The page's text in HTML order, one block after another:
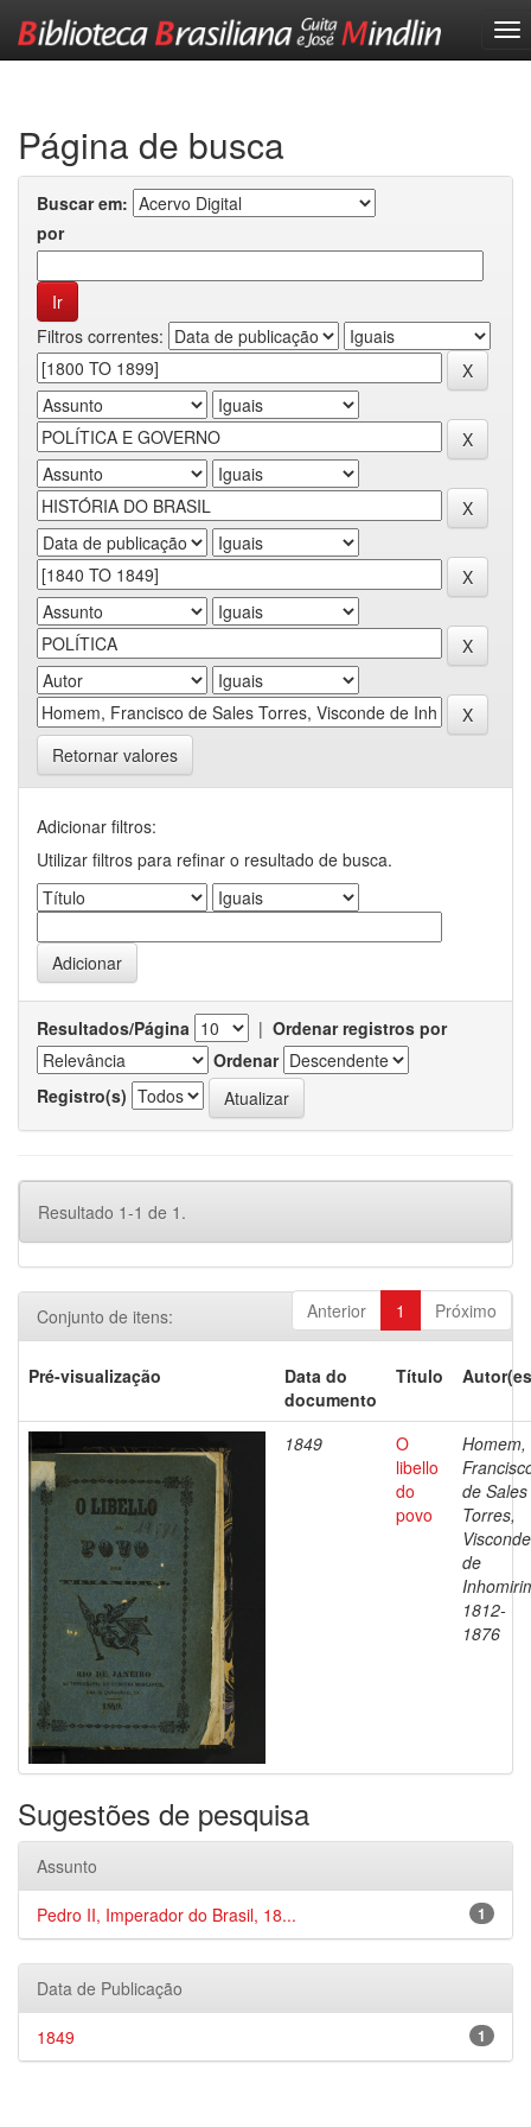
Página de busca
Buscar em:
por
Filtros correntes:
Retornar valores
Adicionar filtros:
Utilizar filtros para refinar o resultado de busca.
Resultados/Página | Ordenar registros por
Ordenar
Registro(s)
Resultado 1-1 de 1.
Anterior 1 Próximo
Conjunto de itens:
Pré-visualização
Data do
documento
Título
1849
O
libello
do
povo
Homem,
de Sales
Torres,
Visconde
de
1812-
1876
Sugestões de pesquisa
Assunto
1
Pedro II, Imperador do Brasil, 18...
Data de Publicação
1
1849